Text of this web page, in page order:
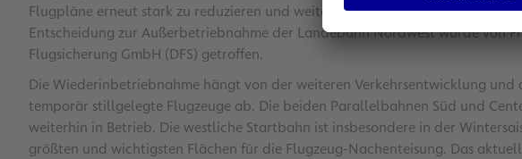
Flugpläne erneut stark zu reduzieren und weitere Flugzeuge in Frankfurt
Entscheidung zur Außerbetriebnahme der Landebahn Nordwest wurde von
Flugsicherung GmbH (DFS) getroffen.
Die Wiederinbetriebnahme hängt von der weiteren Verkehrsentwicklung
temporär stillgelegte Flugzeuge ab. Die beiden Parallelbahnen Süd und
weiterhin in Betrieb. Die westliche Startbahn ist insbesondere in der
größten und wichtigsten Flächen für die Flugzeug-Nachenteisung. Das